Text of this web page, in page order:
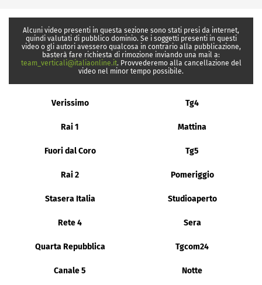
Alcuni video presenti in questa sezione sono stati presi da internet,
quindi valutati di pubblico dominio. Se i soggetti presenti in questi
video o gli autori avessero qualcosa in contrario alla pubblicazione,
basterà fare richiesta di rimozione inviando una mail a:
team_verticali@italiaonline.it. Provvederemo alla cancellazione del
video nel minor tempo possibile.
Verissimo Tg4
Rai 1 Mattina
Fuori dal Coro Tg5
Rai 2 Pomeriggio
Stasera Italia Studioaperto
Rete 4 Sera
Quarta Repubblica Tgcom24
Canale 5 Notte